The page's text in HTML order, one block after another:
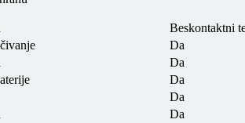
Beskontaktni
Da
Da
Da
Da
Da